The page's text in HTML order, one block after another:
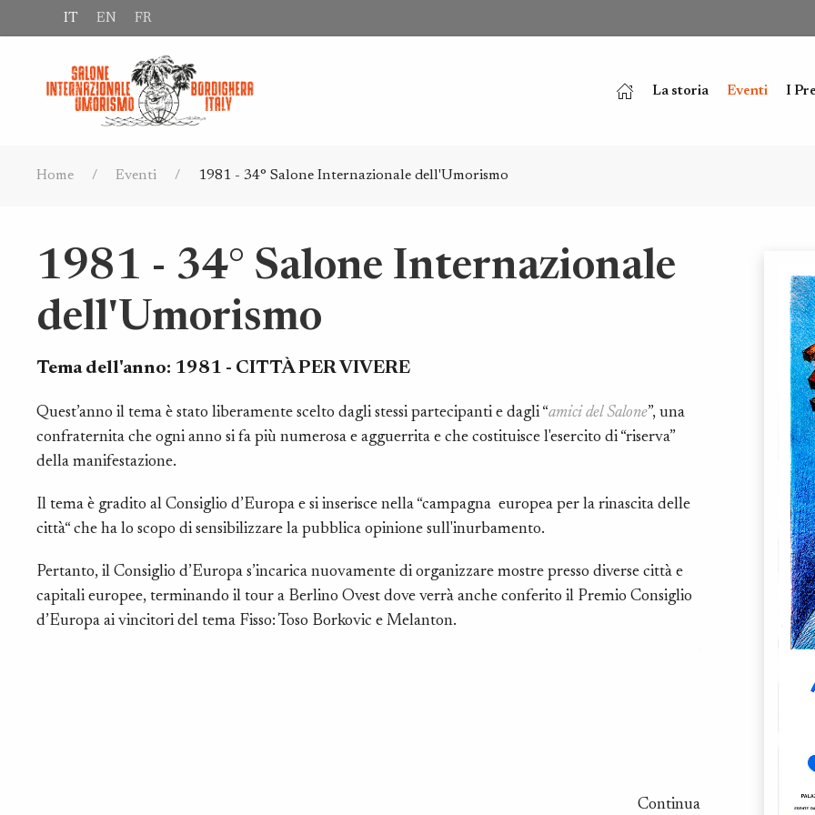
IT EN FR
La storia Eventi I
Home Eventi 1981 - 34° Salone Internazionale dell'Umorismo
1981 - 34° Salone Internazionale
dell'Umorismo
Tema dell'anno: 1981 - CITTÀ PER VIVERE
Quest’anno il tema è stato liberamente scelto dagli stessi partecipanti e dagli “amici del Salone”, una
confraternita che ogni anno si fa più numerosa e agguerrita e che costituisce l'esercito di “riserva”
della manifestazione.
Il tema è gradito al Consiglio d’Europa e si inserisce nella “campagna europea per la rinascita delle
città“ che ha lo scopo di sensibilizzare la pubblica opinione sull'inurbamento.
Pertanto, il Consiglio d’Europa s’incarica nuovamente di organizzare mostre presso diverse città e
capitali europee, terminando il tour a Berlino Ovest dove verrà anche conferito il Premio Consiglio
d’Europa ai vincitori del tema Fisso: Toso Borkovic e Melanton.
Benigni riceve
assegnazione
luglio andare
Quest’anno
di 40 cittadini
televisivo
rivista
La sera del 30
Arbore,
della biografia
La serata finale
musiche di
sul palco il trio
Continua